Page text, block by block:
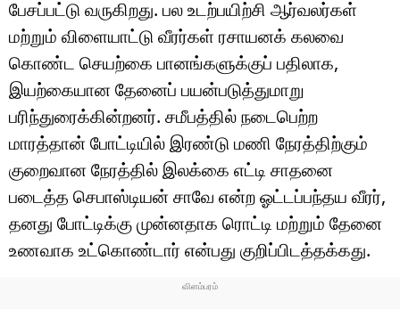
பேசப்பட்டு வருகிறது. பல உடற்பயிற்சி ஆர்வலர்கள்
மற்றும் விளையாட்டு வீரர்கள் ரசாயனக் கலவை
கொண்ட செயற்கை பானங்களுக்குப் பதிலாக,
இயற்கையான தேனைப் பயன்படுத்துமாறு
பரிந்துரைக்கின்றனர். சமீபத்தில் நடைபெற்ற
மாரத்தான் போட்டியில் இரண்டு மணி நேரத்திற்கும்
குறைவான நேரத்தில் இலக்கை எட்டி சாதனை
படைத்த செபாஸ்டியன் சாவே என்ற ஓட்டப்பந்தய வீரர்,
தனது போட்டிக்கு முன்னதாக ரொட்டி மற்றும் தேனை
உணவாக உட்கொண்டார் என்பது குறிப்பிடத்தக்கது.